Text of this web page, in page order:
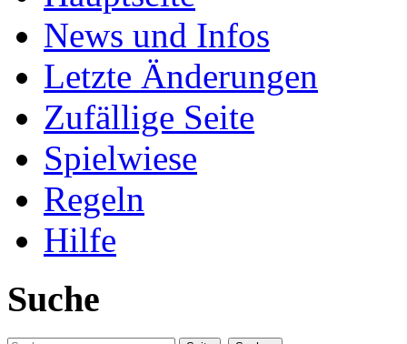
News und Infos
Letzte Änderungen
Zufällige Seite
Spielwiese
Regeln
Hilfe
Suche